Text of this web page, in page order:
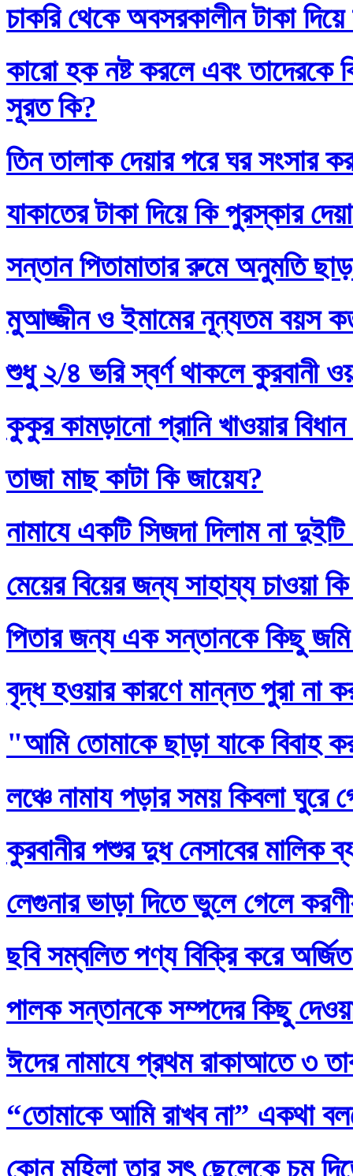
চাকরি থেকে অবসরকালীন টাকা
কারো হক নষ্ট করলে এবং তাদেরকে
সূরত কি?
তিন তালাক দেয়ার পরে ঘর সংসার
যাকাতের টাকা দিয়ে কি পুরস্কার
সন্তান পিতামাতার রুমে অনুমতি
মুআজ্জীন ও ইমামের নূন্যতম বয়স
শুধু ২/৪ ভরি স্বর্ণ থাকলে কুরবানী
কুকুর কামড়ানো প্রানি খাওয়ার
তাজা মাছ কাটা কি জায়েয?
নামাযে একটি সিজদা দিলাম না
মেয়ের বিয়ের জন্য সাহায্য চাওয়া
পিতার জন্য এক সন্তানকে কিছু জমি
বৃদ্ধ হওয়ার কারণে মান্নত পুরা না
"আমি তোমাকে ছাড়া যাকে
লঞ্চে নামায পড়ার সময় কিবলা ঘুরে
কুরবানীর পশুর দুধ নেসাবের মালিক
লেগুনার ভাড়া দিতে ভুলে গেলে
ছবি সম্বলিত পণ্য বিক্রি করে
পালক সন্তানকে সম্পদের কিছু
ঈদের নামাযে প্রথম রাকাআতে ৩
“তোমাকে আমি রাখব না” একথা
কোন মহিলা তার সৎ ছেলেকে চুমু